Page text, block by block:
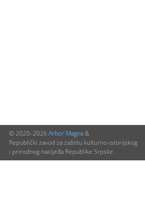
© 2020–2026 Arbor Magna&
Republički zavod za zaštitu kulturno-istorijskog
i prirodnog nasljeđa Republike Srpske